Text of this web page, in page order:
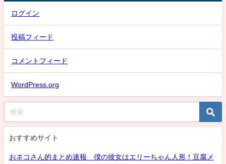
ログイン
投稿フィード
コメントフィード
WordPress.org
おすすめサイト
おネコさん的まとめ速報 僕の彼女はエリーちゃん人形！豆腐メ